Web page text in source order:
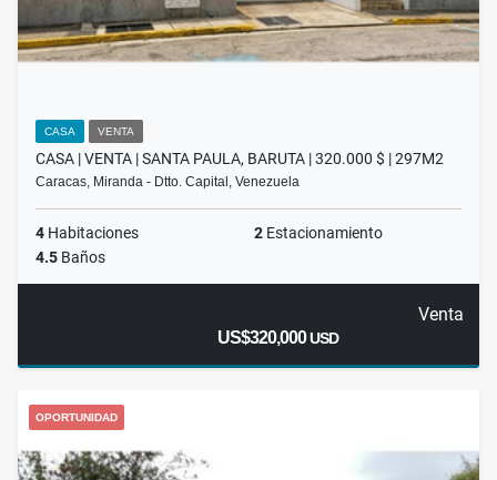
CASA VENTA
CASA | VENTA | SANTA PAULA, BARUTA | 320.000 $ | 297M2
Caracas, Miranda - Dtto. Capital, Venezuela
4 Habitaciones 2 Estacionamiento
4.5 Baños
Venta
US$320,000USD
OPORTUNIDAD